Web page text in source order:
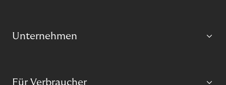
Unternehmen
Für Verbraucher